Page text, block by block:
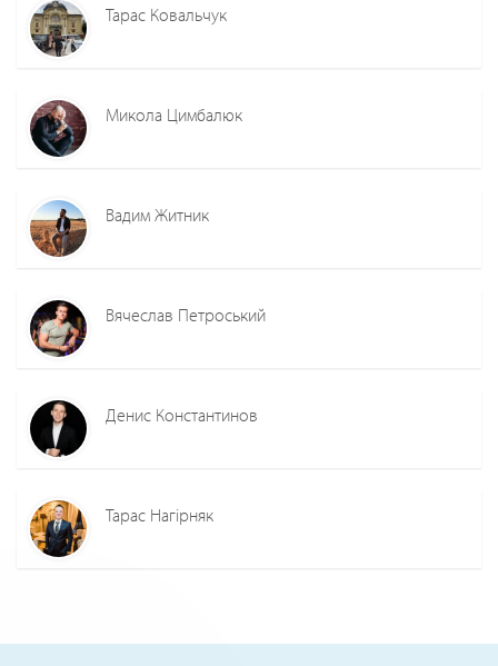
Тарас Ковальчук
Микола Цимбалюк
Вадим Житник
Вячеслав Петроський
Денис Константинов
Тарас Нагірняк